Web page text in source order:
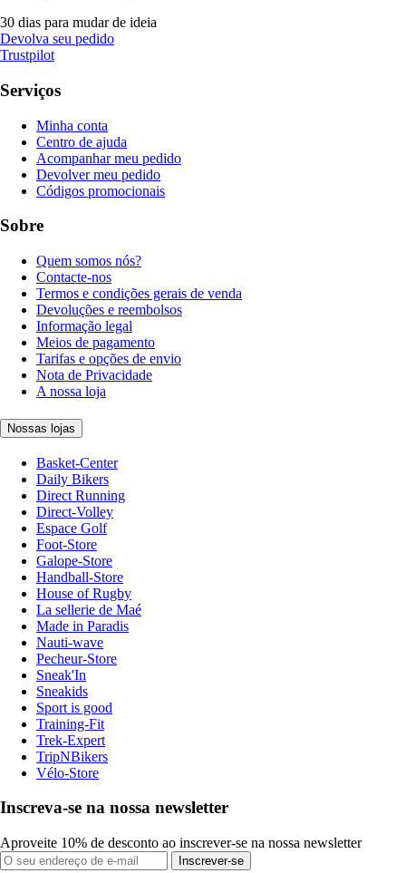
30 dias para mudar de ideia
Devolva seu pedido
Trustpilot
Serviços
Minha conta
Centro de ajuda
Acompanhar meu pedido
Devolver meu pedido
Códigos promocionais
Sobre
Quem somos nós?
Contacte-nos
Termos e condições gerais de venda
Devoluções e reembolsos
Informação legal
Meios de pagamento
Tarifas e opções de envio
Nota de Privacidade
A nossa loja
Nossas lojas
Basket-Center
Daily Bikers
Direct Running
Direct-Volley
Espace Golf
Foot-Store
Galope-Store
Handball-Store
House of Rugby
La sellerie de Maé
Made in Paradis
Nauti-wave
Pecheur-Store
Sneak'In
Sneakids
Sport is good
Training-Fit
Trek-Expert
TripNBikers
Vélo-Store
Inscreva-se na nossa newsletter
Aproveite 10% de desconto ao inscrever-se na nossa newsletter
Inscrever-se